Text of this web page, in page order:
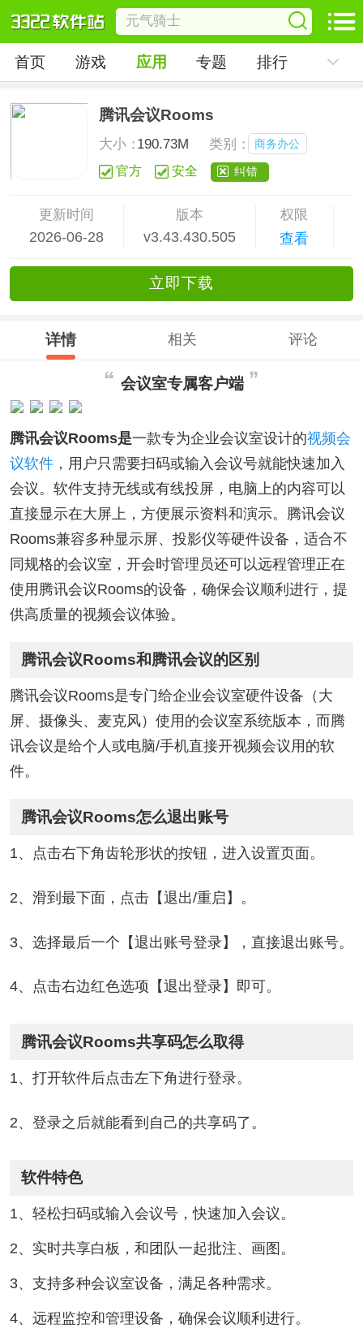
首页 游戏 应用 专题 排行
腾讯会议Rooms
大小：190.73M 类别： 商务办公
官方 安全 纠错
更新时间
2026-06-28
版本
v3.43.430.505
权限
查看
立即下载
详情 相关 评论
会议室专属客户端
腾讯会议Rooms是一款专为企业会议室设计的视频会
议软件，用户只需要扫码或输入会议号就能快速加入
会议。软件支持无线或有线投屏，电脑上的内容可以
直接显示在大屏上，方便展示资料和演示。腾讯会议
Rooms兼容多种显示屏、投影仪等硬件设备，适合不
同规格的会议室，开会时管理员还可以远程管理正在
使用腾讯会议Rooms的设备，确保会议顺利进行，提
供高质量的视频会议体验。
腾讯会议Rooms和腾讯会议的区别
腾讯会议Rooms是专门给企业会议室硬件设备（大
屏、摄像头、麦克风）使用的会议室系统版本，而腾
讯会议是给个人或电脑/手机直接开视频会议用的软
件。
腾讯会议Rooms怎么退出账号
1、点击右下角齿轮形状的按钮，进入设置页面。
2、滑到最下面，点击【退出/重启】。
3、选择最后一个【退出账号登录】，直接退出账号。
4、点击右边红色选项【退出登录】即可。
腾讯会议Rooms共享码怎么取得
1、打开软件后点击左下角进行登录。
2、登录之后就能看到自己的共享码了。
软件特色
1、轻松扫码或输入会议号，快速加入会议。
2、实时共享白板，和团队一起批注、画图。
3、支持多种会议室设备，满足各种需求。
4、远程监控和管理设备，确保会议顺利进行。